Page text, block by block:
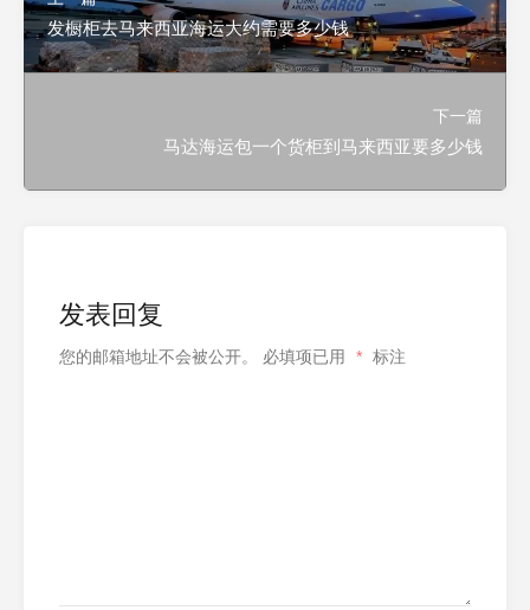
发橱柜去马来西亚海运大约需要多少钱
下一篇
马达海运包一个货柜到马来西亚要多少钱
发表回复
您的邮箱地址不会被公开。 必填项已用 * 标注